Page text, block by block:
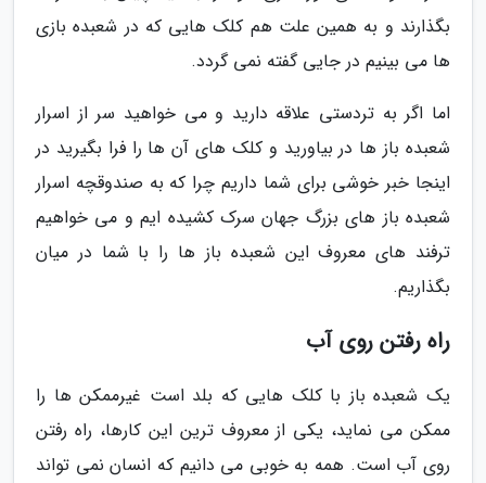
بگذارند و به همین علت هم کلک هایی که در شعبده بازی
ها می بینیم در جایی گفته نمی گردد.
اما اگر به تردستی علاقه دارید و می خواهید سر از اسرار
شعبده باز ها در بیاورید و کلک های آن ها را فرا بگیرید در
اینجا خبر خوشی برای شما داریم چرا که به صندوقچه اسرار
شعبده باز های بزرگ جهان سرک کشیده ایم و می خواهیم
ترفند های معروف این شعبده باز ها را با شما در میان
بگذاریم.
راه رفتن روی آب
یک شعبده باز با کلک هایی که بلد است غیرممکن ها را
ممکن می نماید، یکی از معروف ترین این کارها، راه رفتن
روی آب است. همه به خوبی می دانیم که انسان نمی تواند